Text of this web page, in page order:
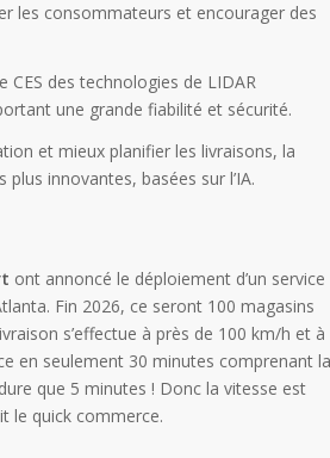
les consommateurs et encourager des
CES des technologies de LIDAR
une grande fiabilité et sécurité.
et mieux planifier les livraisons, la
innovantes, basées sur l’IA.
ont annoncé le déploiement d’un service
Fin 2026, ce seront 100 magasins
s’effectue à près de 100 km/h et à
en seulement 30 minutes comprenant la
que 5 minutes ! Donc la vitesse est
le quick commerce.